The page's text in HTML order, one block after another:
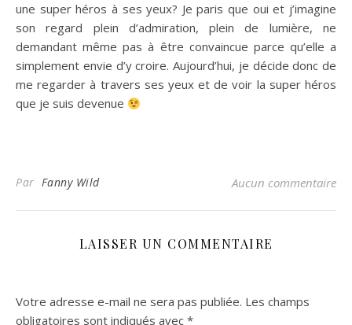
une super héros à ses yeux? Je paris que oui et j’imagine
son regard plein d’admiration, plein de lumière, ne
demandant même pas à être convaincue parce qu’elle a
simplement envie d’y croire. Aujourd’hui, je décide donc de
me regarder à travers ses yeux et de voir la super héros
que je suis devenue
Par Fanny Wild Aucun commentaire
LAISSER UN COMMENTAIRE
Votre adresse e-mail ne sera pas publiée. Les champs
obligatoires sont indiqués avec *